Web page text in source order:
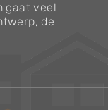
gaat veel
de